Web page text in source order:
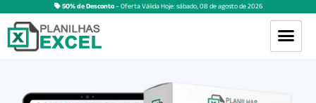
50% de Desconto– Oferta Válida Hoje:sábado,08 deagostode2026